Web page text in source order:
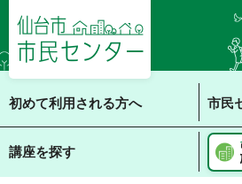
仙台市 市民センタ
ー
初めて利用される方へ 市民
講座を探す